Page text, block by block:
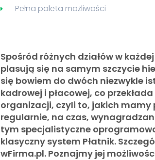
Pełna paleta możliwości
Spośród różnych działów w
plasują się na samym szczycie
się bowiem do dwóch niezwykle
kadrowej i płacowej, co
organizacji, czyli to, jakich mamy
regularnie, na czas,
tym specjalistyczne
klasyczny system Płatnik.
wFirma.pl. Poznajmy jej